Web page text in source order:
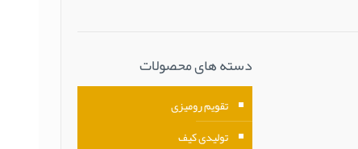
دسته های محصولات
تقویم رومیزی
تولیدی کیف